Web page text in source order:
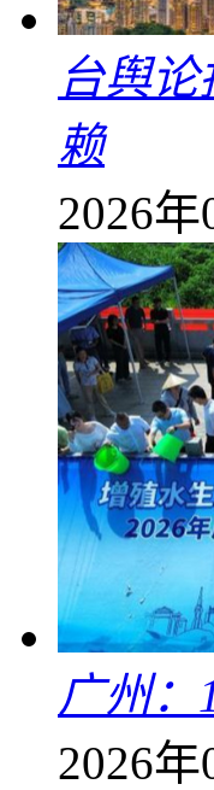
台舆
赖
2026
广州：
2026